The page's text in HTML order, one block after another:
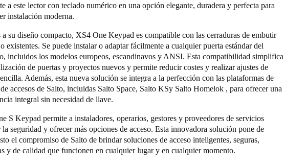
a este lector con teclado numérico en una opción elegante, duradera y perfecta para
instalación moderna.
a su diseño compacto, XS4 One Keypad es compatible con las cerraduras de embutir
existentes. Se puede instalar o adaptar fácilmente a cualquier puerta estándar del
incluidos los modelos europeos, escandinavos y ANSI. Esta compatibilidad simplifica
de puertas y proyectos nuevos y permite reducir costes y realizar ajustes de
Además, esta nueva solución se integra a la perfección con las plataformas de
accesos de Salto, incluidas Salto Space, Salto KSy Salto Homelok , para ofrecer una
integral sin necesidad de llave.
S Keypad permite a instaladores, operarios, gestores y proveedores de servicios
la seguridad y ofrecer más opciones de acceso. Esta innovadora solución pone de
el compromiso de Salto de brindar soluciones de acceso inteligentes, seguras,
y de calidad que funcionen en cualquier lugar y en cualquier momento.